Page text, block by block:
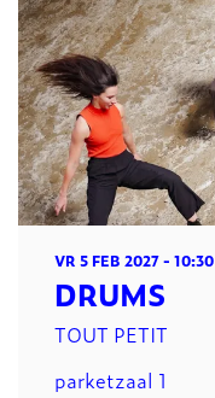
DRUMS
TOUT PETIT
VR 5 FEB 2027- 10:30
parketzaal 1